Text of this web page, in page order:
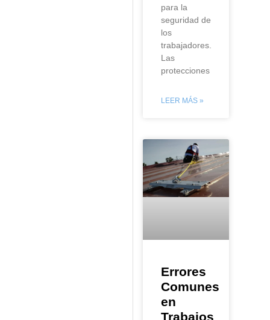
para la
seguridad de
los
trabajadores.
Las
protecciones
LEER MÁS »
Errores
Comunes
en
Trabajos